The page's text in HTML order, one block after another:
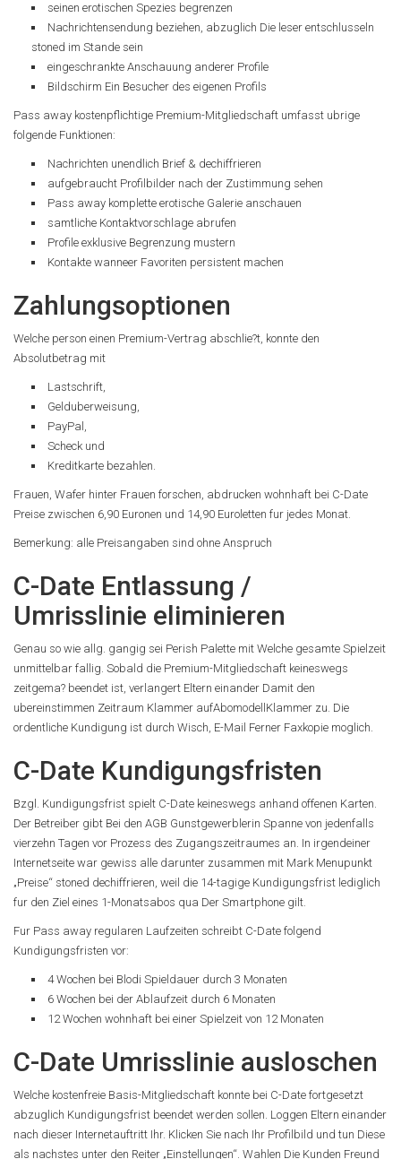
seinen erotischen Spezies begrenzen
Nachrichtensendung beziehen, abzuglich Die leser entschlusseln
stoned im Stande sein
eingeschrankte Anschauung anderer Profile
Bildschirm Ein Besucher des eigenen Profils
Pass away kostenpflichtige Premium-Mitgliedschaft umfasst ubrige
folgende Funktionen:
Nachrichten unendlich Brief & dechiffrieren
aufgebraucht Profilbilder nach der Zustimmung sehen
Pass away komplette erotische Galerie anschauen
samtliche Kontaktvorschlage abrufen
Profile exklusive Begrenzung mustern
Kontakte wanneer Favoriten persistent machen
Zahlungsoptionen
Welche person einen Premium-Vertrag abschlie?t, konnte den
Absolutbetrag mit
Lastschrift,
Gelduberweisung,
PayPal,
Scheck und
Kreditkarte bezahlen.
Frauen, Wafer hinter Frauen forschen, abdrucken wohnhaft bei C-Date
Preise zwischen 6,90 Euronen und 14,90 Euroletten fur jedes Monat.
Bemerkung: alle Preisangaben sind ohne Anspruch
C-Date Entlassung /
Umrisslinie eliminieren
Genau so wie allg. gangig sei Perish Palette mit Welche gesamte Spielzeit
unmittelbar fallig. Sobald die Premium-Mitgliedschaft keineswegs
zeitgema? beendet ist, verlangert Eltern einander Damit den
ubereinstimmen Zeitraum Klammer aufAbomodellKlammer zu. Die
ordentliche Kundigung ist durch Wisch, E-Mail Ferner Faxkopie moglich.
C-Date Kundigungsfristen
Bzgl. Kundigungsfrist spielt C-Date keineswegs anhand offenen Karten.
Der Betreiber gibt Bei den AGB Gunstgewerblerin Spanne von jedenfalls
vierzehn Tagen vor Prozess des Zugangszeitraumes an. In irgendeiner
Internetseite war gewiss alle darunter zusammen mit Mark Menupunkt
„Preise“ stoned dechiffrieren, weil die 14-tagige Kundigungsfrist lediglich
fur den Ziel eines 1-Monatsabos qua Der Smartphone gilt.
Fur Pass away regularen Laufzeiten schreibt C-Date folgend
Kundigungsfristen vor:
4 Wochen bei Blodi Spieldauer durch 3 Monaten
6 Wochen bei der Ablaufzeit durch 6 Monaten
12 Wochen wohnhaft bei einer Spielzeit von 12 Monaten
C-Date Umrisslinie ausloschen
Welche kostenfreie Basis-Mitgliedschaft konnte bei C-Date fortgesetzt
abzuglich Kundigungsfrist beendet werden sollen. Loggen Eltern einander
nach dieser Internetauftritt Ihr. Klicken Sie nach Ihr Profilbild und tun Diese
als nachstes unter den Reiter „Einstellungen“. Wahlen Die Kunden Freund